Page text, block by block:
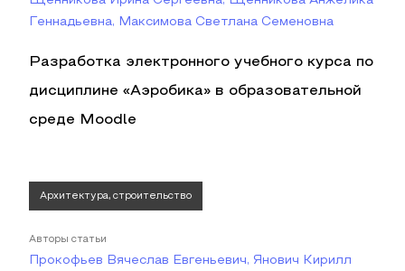
Геннадьевна, Максимова Светлана Семеновна
Разработка электронного учебного курса по
дисциплине «Аэробика» в образовательной
среде Moodle
Архитектура, строительство
Авторы статьи
Прокофьев Вячеслав Евгеньевич, Янович Кирилл